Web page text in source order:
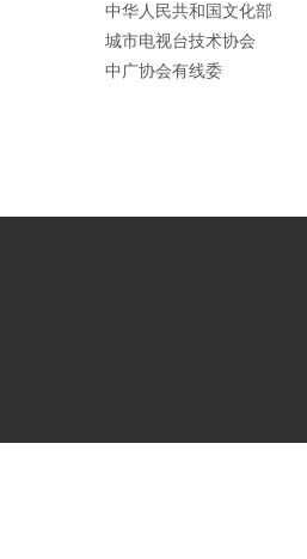
中华人民共和国文化部
城市电视台技术协会
中广协会有线委